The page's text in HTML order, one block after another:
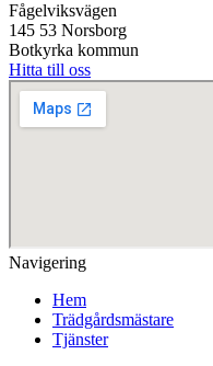
Fågelviksvägen
145 53 Norsborg
Botkyrka kommun
Hitta till oss
Navigering
Hem
Trädgårdsmästare
Tjänster